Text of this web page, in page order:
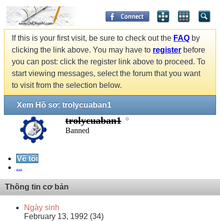
If this is your first visit, be sure to check out the FAQ by
clicking the link above. You may have to register before
you can post: click the register link above to proceed. To
start viewing messages, select the forum that you want
to visit from the selection below.
Xem Hồ sơ: trolycuaban1
trolycuaban1
Banned
Về tôi
...
Thông tin cơ bản
Ngày sinh
February 13, 1992 (34)